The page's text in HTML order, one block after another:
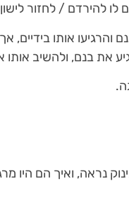
להירדם / לחזור
אותו בידיים,
את בנם, ולהשיב
נראה, ואיך הם היו